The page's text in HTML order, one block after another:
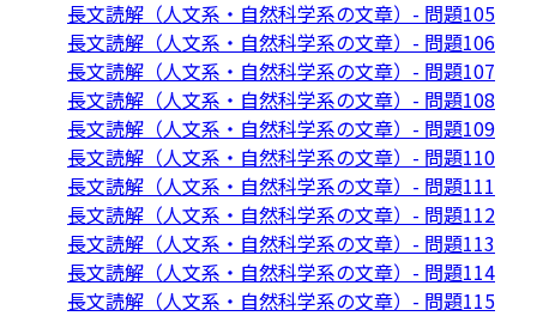
長文読解（人文系・自然科学系の文章）- 問題105
長文読解（人文系・自然科学系の文章）- 問題106
長文読解（人文系・自然科学系の文章）- 問題107
長文読解（人文系・自然科学系の文章）- 問題108
長文読解（人文系・自然科学系の文章）- 問題109
長文読解（人文系・自然科学系の文章）- 問題110
長文読解（人文系・自然科学系の文章）- 問題111
長文読解（人文系・自然科学系の文章）- 問題112
長文読解（人文系・自然科学系の文章）- 問題113
長文読解（人文系・自然科学系の文章）- 問題114
長文読解（人文系・自然科学系の文章）- 問題115